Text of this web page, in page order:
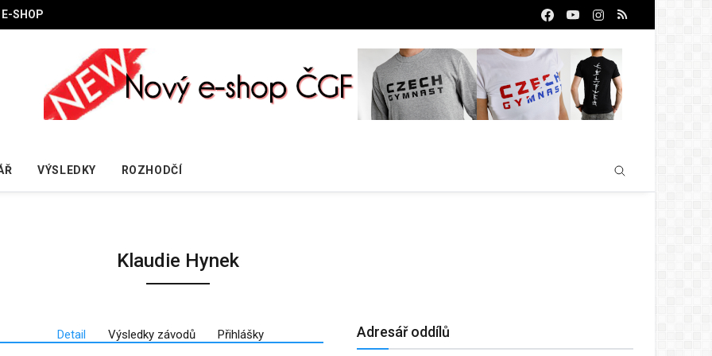
E-SHOP
VÝSLEDKY ROZHODČÍ
Klaudie Hynek
Detail Výsledky závodů Přihlášky Adresář oddílů